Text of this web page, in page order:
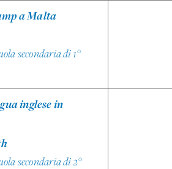
a Malta
secondaria di 1°
inglese in
secondaria di 2°